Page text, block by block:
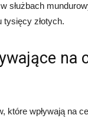
służbach
złotych.
na
które wpływają na